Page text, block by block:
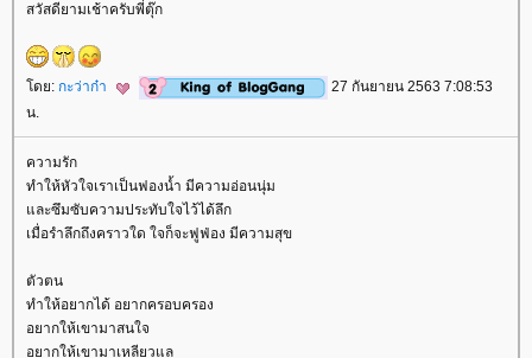
สวัสดียามเช้าครับพี่ตุ๊ก
ดย: กะว่าก๋า
27 กันยายน 2563 7:08:53
น.
ความรัก
ทำให้หัวใจเราเป็นฟองน้ำ มีความอ่อนนุ่ม
ละซึมซับความประทับใจไว้ได้ลึก
เมื่อรำลึกถึงคราวใด ใจก็จะฟูฟ่อง มีความสุข
ตัวตน
ทำให้อยากได้ อยากครอบครอง
อยากให้เขามาสนใจ
อยากให้เขามาเหลียวแล